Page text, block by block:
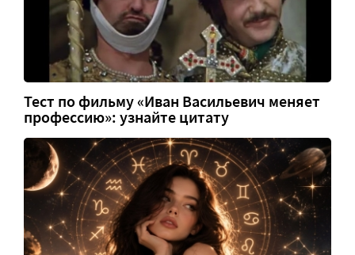
Тест по фильму «Иван Васильевич меняет
профессию»: узнайте цитату